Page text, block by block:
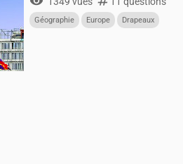
Géographie Europe Drapeaux